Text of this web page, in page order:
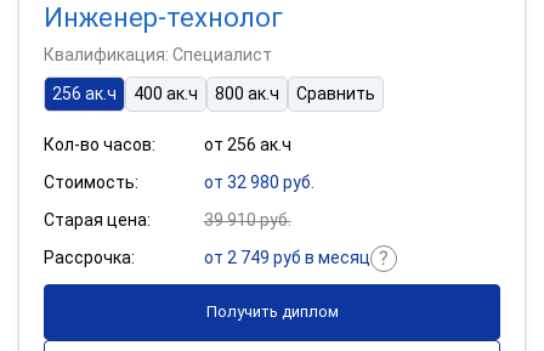
Инженер-технолог
Квалификация: Специалист
256 ак.ч
400 ак.ч 800 ак.ч Сравнить
Кол-во часов:
от 256 ак.ч
Стоимость:
от 32 980 руб.
Старая цена:
39 910 руб.
Рассрочка:
от 2 749 руб в месяц
Получить диплом